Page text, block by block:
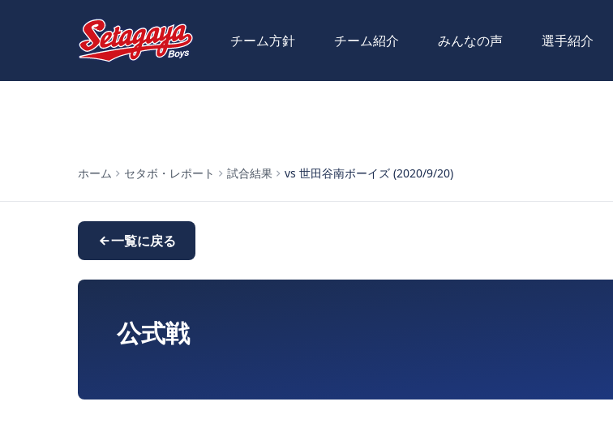
チーム方針 チーム紹介 みんなの声 選手紹介
ホーム セタボ・レポート 試合結果 vs 世田谷南ボーイズ (2020/9/20)
一覧に戻る
公式戦